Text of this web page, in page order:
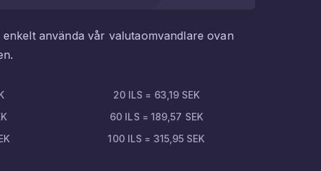
använda vår valutaomvandlare ovan
20 ILS = 63,19 SEK
60 ILS = 189,57 SEK
100 ILS = 315,95 SEK